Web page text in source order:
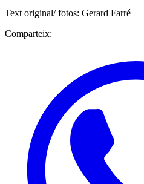
Text original/ fotos: Gerard Farré
Comparteix: